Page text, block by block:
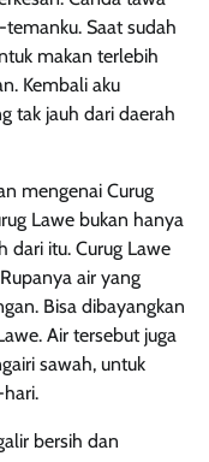
Saat sudah
makan terlebih
Kembali aku
tak jauh dari daerah
mengenai Curug
Lawe bukan hanya
dari itu. Curug Lawe
air yang
Bisa dibayangkan
Air tersebut juga
sawah, untuk
bersih dan